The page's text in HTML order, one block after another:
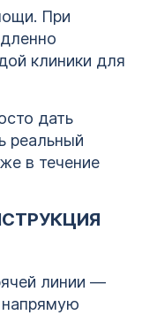
При
клиники для
дать
реальный
в течение
линии —
напрямую